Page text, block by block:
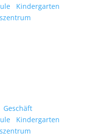
Kindergarten
Geschäft
Kindergarten